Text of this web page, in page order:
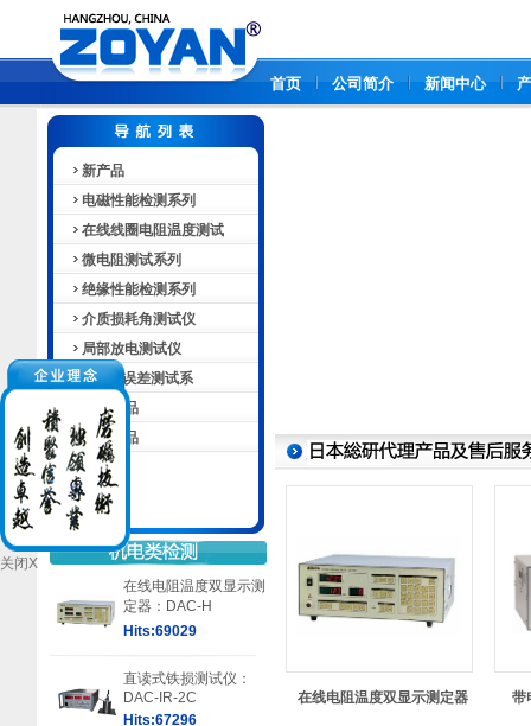
首页 公司简介 新闻中心
新产品
电磁性能检测系列
在线线圈电阻温度测试
微电阻测试系列
绝缘性能检测系列
介质损耗角测试仪
局部放电测试仪
PT-CT误差测试系
系统产品
其他产品
在线电阻温度双显示测
定器：DAC-H
Hits:69029
直读式铁损测试仪：
DAC-IR-2C
Hits:67296
在线电阻温度双显示测定器 带
关闭X